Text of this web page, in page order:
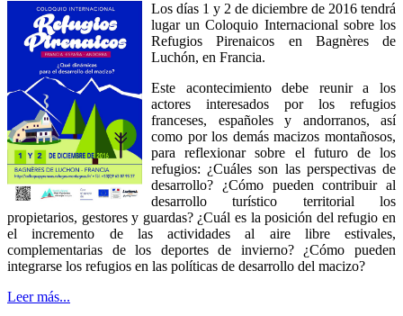
Los días 1 y 2 de diciembre de 2016 tendrá
lugar un Coloquio Internacional sobre los
Refugios Pirenaicos en Bagnères de
Luchón, en Francia.
Este acontecimiento debe reunir a los
actores interesados por los refugios
franceses, españoles y andorranos, así
como por los demás macizos montañosos,
para reflexionar sobre el futuro de los
refugios: ¿Cuáles son las perspectivas de
desarrollo? ¿Cómo pueden contribuir al
desarrollo turístico territorial los
propietarios, gestores y guardas? ¿Cuál es la posición del refugio en
el incremento de las actividades al aire libre estivales,
complementarias de los deportes de invierno? ¿Cómo pueden
integrarse los refugios en las políticas de desarrollo del macizo?
Leer más...